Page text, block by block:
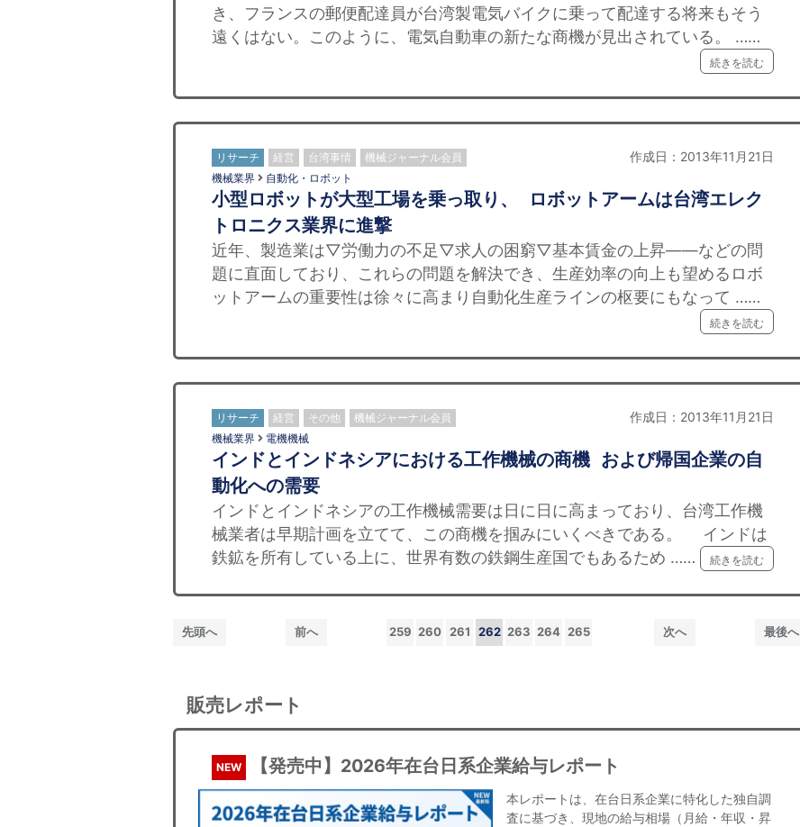
き、フランスの郵便配達員が台湾製電気バイクに乗って配達する将来もそう
遠くはない。このように、電気自動車の新たな商機が見出されている。 ……
続きを読む
リサーチ 経営 台湾事情 機械ジャーナル会員 作成日：2013年11月21日
機械業界 自動化・ロボット
小型ロボットが大型工場を乗っ取り、 ロボットアームは台湾エレク
トロニクス業界に進撃
近年、製造業は▽労働力の不足▽求人の困窮▽基本賃金の上昇——などの問
題に直面しており、これらの問題を解決でき、生産効率の向上も望めるロボ
ットアームの重要性は徐々に高まり自動化生産ラインの枢要にもなって ……
続きを読む
リサーチ 経営 その他 機械ジャーナル会員 作成日：2013年11月21日
機械業界 電機機械
インドとインドネシアにおける工作機械の商機 および帰国企業の自
動化への需要
インドとインドネシアの工作機械需要は日に日に高まっており、台湾工作機
械業者は早期計画を立てて、この商機を掴みにいくべきである。 インドは
鉄鉱を所有している上に、世界有数の鉄鋼生産国でもあるため ……
続きを読む
先頭へ 前へ 259 260 261 262 263 264 265 次へ 最後へ
販売レポート
NEW 【発売中】2026年在台日系企業給与レポート
本レポートは、在台日系企業に特化した独自調
査に基づき、現地の給与相場（月給・年収・昇